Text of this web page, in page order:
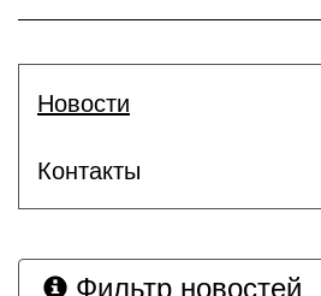
Новости
Контакты
Фильтр новостей